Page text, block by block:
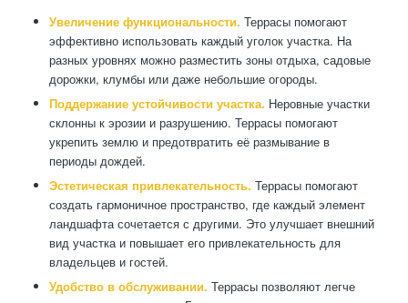
Увеличение функциональности. Террасы помогают
эффективно использовать каждый уголок участка. На
разных уровнях можно разместить зоны отдыха, садовые
дорожки, клумбы или даже небольшие огороды.
Поддержание устойчивости участка. Неровные участки
склонны к эрозии и разрушению. Террасы помогают
укрепить землю и предотвратить её размывание в
периоды дождей.
Эстетическая привлекательность. Террасы помогают
создать гармоничное пространство, где каждый элемент
ландшафта сочетается с другими. Это улучшает внешний
вид участка и повышает его привлекательность для
владельцев и гостей.
Удобство в обслуживании. Террасы позволяют легче